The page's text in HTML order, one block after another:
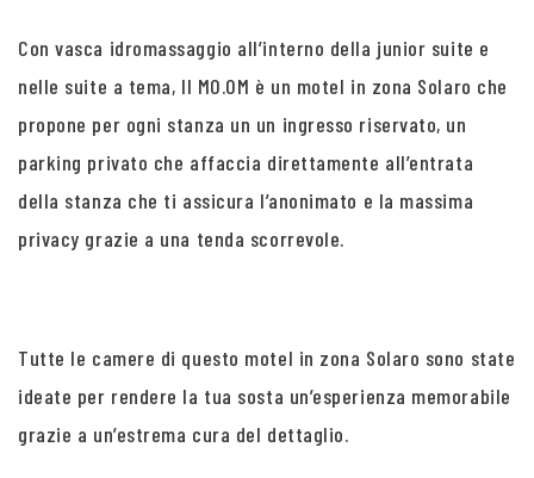
Con vasca idromassaggio all’interno della junior suite e
nelle suite a tema, Il MO.OM è un motel in zona Solaro che
propone per ogni stanza un un ingresso riservato, un
parking privato che affaccia direttamente all’entrata
della stanza che ti assicura l’anonimato e la massima
privacy grazie a una tenda scorrevole.
Tutte le camere di questo motel in zona Solaro sono state
ideate per rendere la tua sosta un’esperienza memorabile
grazie a un’estrema cura del dettaglio.